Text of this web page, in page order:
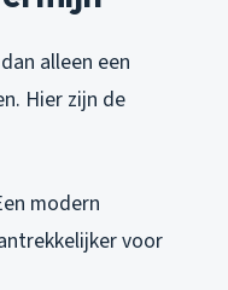
alleen een
Hier zijn de
modern
voor